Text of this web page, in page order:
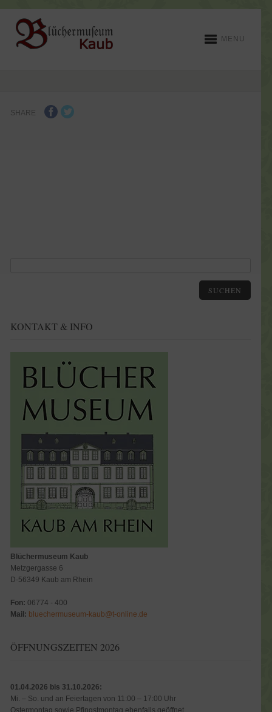
MENU
SHARE
SUCHEN
KONTAKT & INFO
Blüchermuseum Kaub
Metzgergasse 6
D-56349 Kaub am Rhein
Fon: 06774 - 400
Mail: bluechermuseum-kaub@t-online.de
ÖFFNUNGSZEITEN 2026
01.04.2026 bis 31.10.2026:
Mi. – So. und an Feiertagen von 11:00 – 17:00 Uhr
Ostermontag sowie Pfingstmontag ebenfalls geöffnet